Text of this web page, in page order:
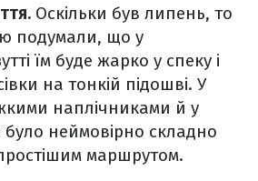
Оскільки був липень, то
подумали, що у
їм буде жарко у спеку і
на тонкій підошві. У
наплічниками й у
було неймовірно складно
маршрутом.